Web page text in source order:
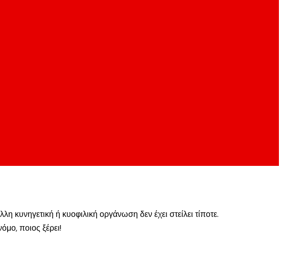
κυνηγετική ή κυοφιλική οργάνωση δεν έχει στείλει τίποτε.
ποιος ξέρει!